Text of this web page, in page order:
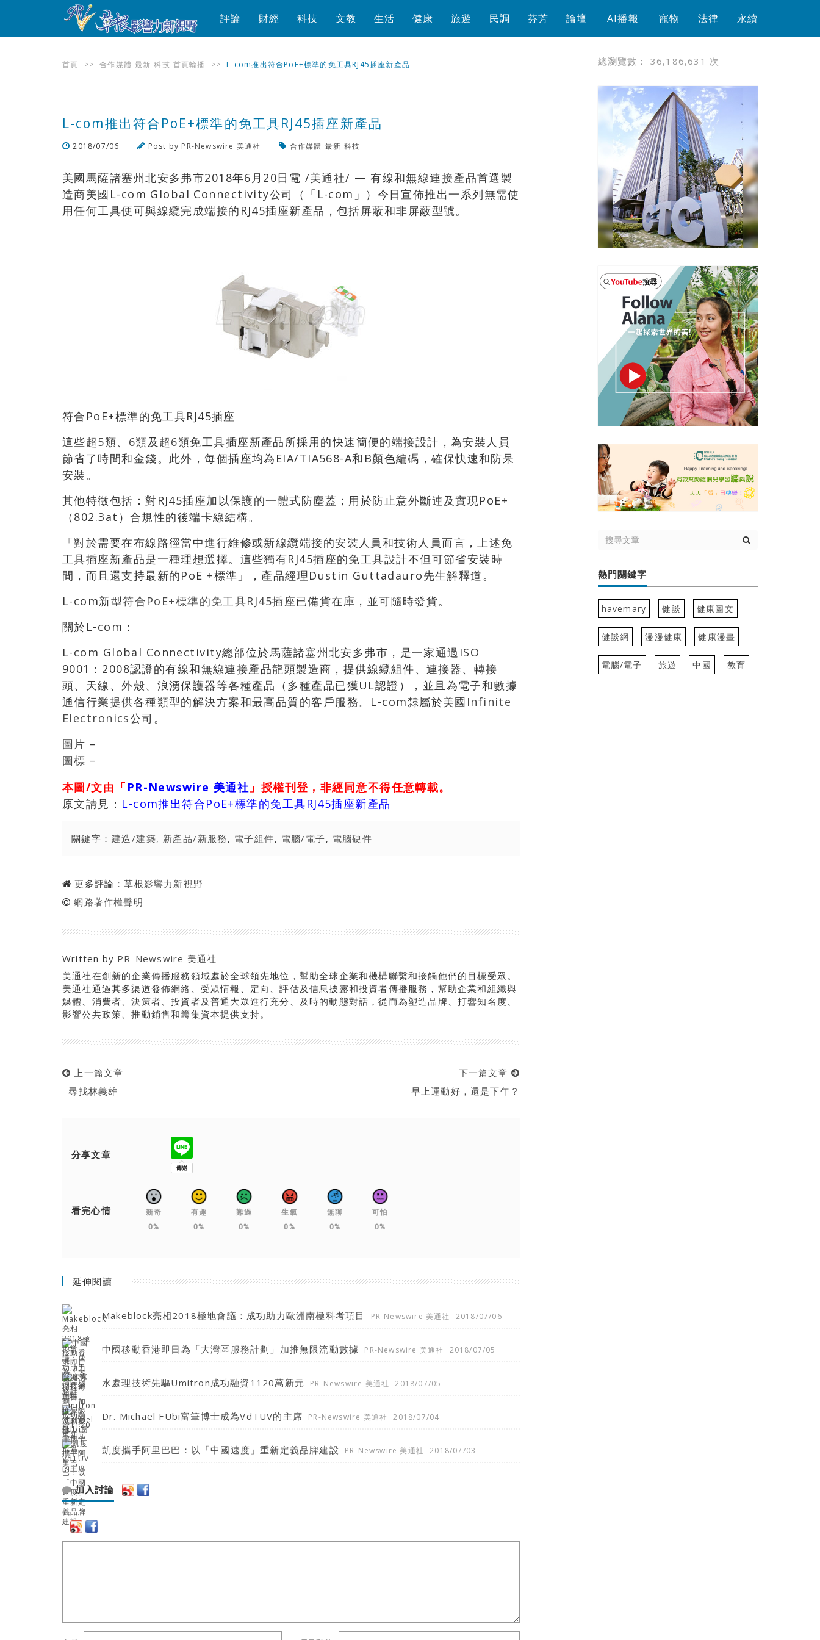
評論 財經 科技 文教 生活 健康 旅遊 民調 芬芳 論壇 AI播報 寵物 法律 永續
首頁 >> 合作媒體 最新 科技 首頁輪播 >> L-com推出符合PoE+標準的免工具RJ45插座新產品
L-com推出符合PoE+標準的免工具RJ45插座新產品
2018/07/06 Post by PR-Newswire 美通社 合作媒體 最新 科技
美國馬薩諸塞州北安多弗市2018年6月20日電 /美通社/ — 有線和無線連接產品首選製
造商美國L-com Global Connectivity公司（「L-com」）今日宣佈推出一系列無需使
用任何工具便可與線纜完成端接的RJ45插座新產品，包括屏蔽和非屏蔽型號。
符合PoE+標準的免工具RJ45插座
這些超5類、 6類及 超6類免工具插座新產品所採用的快速簡便的端接設計，為安裝人員
節省了時間和金錢。此外，每個插座均為EIA/TIA568-A和B顏色編碼，確保快速和防呆
安裝。
其他特徵包括：對RJ45插座加以保護的一體式防塵蓋；用於防止意外斷連及實現PoE+
（802.3at）合規性的後端卡線結構。
「對於需要在布線路徑當中進行維修或新線纜端接的安裝人員和技術人員而言，上述免
工具插座新產品是一種理想選擇。這些獨有RJ45插座的免工具設計不但可節省安裝時
間，而且還支持最新的PoE +標準」，產品經理Dustin Guttadauro先生解釋道。
L-com新型符合PoE+標準的免工具RJ45插座已備貨在庫，並可隨時發貨。
關於L-com：
L-com Global Connectivity總部位於馬薩諸塞州北安多弗市，是一家通過ISO
9001：2008認證的有線和無線連接產品龍頭製造商，提供線纜組件、連接器、轉接
頭、天線、外殼、浪湧保護器等各種產品（多種產品已獲UL認證），並且為電子和數據
通信行業提供各種類型的解決方案和最高品質的客戶服務。L-com隸屬於美國 Infinite
Electronics公司。
圖片 –
圖標 –
本圖/文由「 PR-Newswire 美通社 」授權刊登，非經同意不得任意轉載。
原文請見： L-com推出符合PoE+標準的免工具RJ45插座新產品
關鍵字： 建造/建築, 新產品/新服務 , 電子組件, 電腦/電子, 電腦硬件
更多評論：草根影響力新視野
網路著作權聲明
Written by PR-Newswire 美通社
美通社在創新的企業傳播服務領域處於全球領先地位，幫助全球企業和機構聯繫和接觸他們的目標受眾。
美通社通過其多渠道發佈網絡、受眾情報、定向、評估及信息披露和投資者傳播服務，幫助企業和組織與
媒體、消費者、決策者、投資者及普通大眾進行充分、及時的動態對話，從而為塑造品牌、打響知名度、
影響公共政策、推動銷售和籌集資本提供支持。
上一篇文章
尋找林義雄
下一篇文章
早上運動好，還是下午？
分享文章
看完心情
新奇
0%
有趣
0%
難過
0%
生氣
0%
無聊
0%
可怕
0%
延伸閱讀
Makeblock亮相2018極地會議：成功助力歐洲南極科考項目 PR-Newswire 美通社 2018/07/06
中國移動香港即日為「大灣區服務計劃」加推無限流動數據 PR-Newswire 美通社 2018/07/05
水處理技術先驅Umitron成功融資1120萬新元 PR-Newswire 美通社 2018/07/05
Dr. Michael FUbi富筆博士成為VdTUV的主席 PR-Newswire 美通社 2018/07/04
凱度攜手阿里巴巴：以「中國速度」重新定義品牌建設 PR-Newswire 美通社 2018/07/03
加入討論
總瀏覽數： 36,186,631 次
熱門關鍵字
havemary 健談 健康圖文
健談網 漫漫健康 健康漫畫
電腦/電子 旅遊 中國 教育